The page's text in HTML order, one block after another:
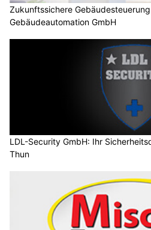
Zukunftssichere
Gebäudeautomation GmbH
LDL-Security GmbH: Ihr
Thun